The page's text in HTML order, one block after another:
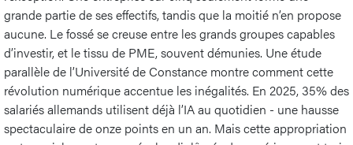
grande partie de ses effectifs, tandis que la moitié n’en propose
aucune. Le fossé se creuse entre les grands groupes capables
d’investir, et le tissu de PME, souvent démunies. Une étude
parallèle de l’Université de Constance montre comment cette
révolution numérique accentue les inégalités. En 2025, 35% des
salariés allemands utilisent déjà l’IA au quotidien - une hausse
spectaculaire de onze points en un an. Mais cette appropriation